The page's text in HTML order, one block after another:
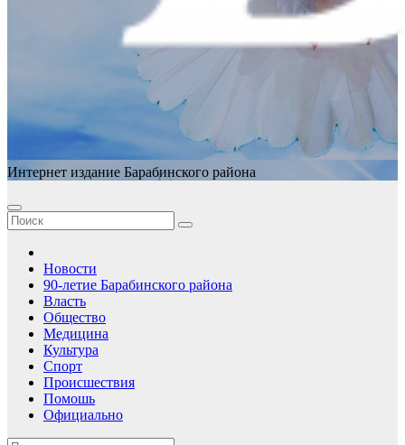
Интернет издание Барабинского района
Новости
90-летие Барабинского района
Власть
Общество
Медицина
Культура
Спорт
Происшествия
Помошь
Официально